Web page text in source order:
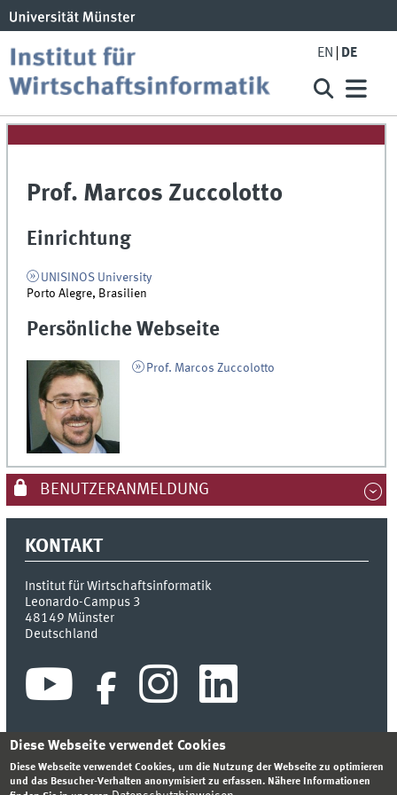
EN DE
Prof. Marcos Zuccolotto
Einrichtung
UNISINOS University
Porto Alegre, Brasilien
Persönliche Webseite
Prof. Marcos Zuccolotto
BENUTZERANMELDUNG
KONTAKT
Institut für Wirtschaftsinformatik
Leonardo-Campus 3
48149 Münster
Deutschland
INDEX SITEMAP KONTAKT ANMELDEN
IMPRESSUM
Diese Webseite verwendet Cookies
Diese Webseite verwendet Cookies, um die Nutzung der Webseite zu optimieren
und das Besucher-Verhalten anonymisiert zu erfassen. Nähere Informationen